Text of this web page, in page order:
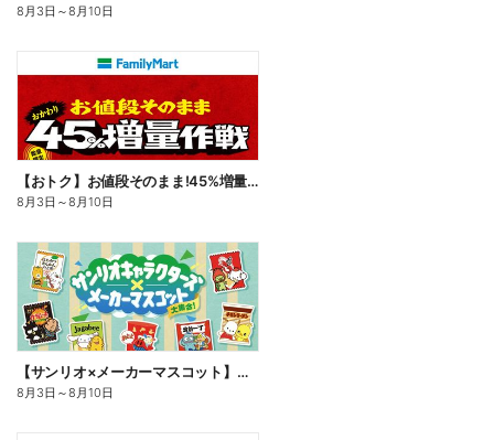
8月3日 ～8月10日
【おトク】お値段そのまま!45%増量作戦!
8月3日 ～8月10日
【サンリオ×メーカーマスコット】オリジナルグッズ貰える!
8月3日 ～8月10日